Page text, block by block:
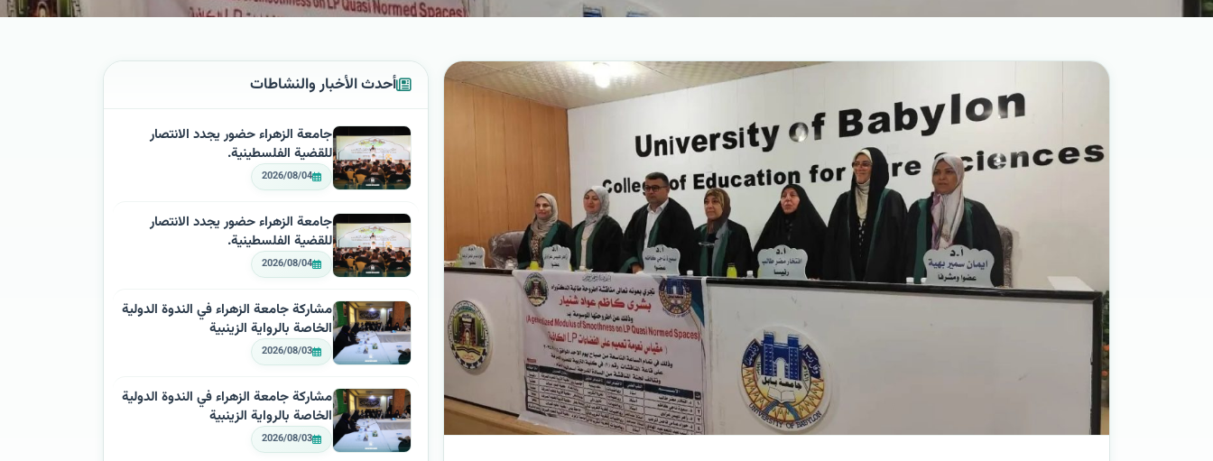
أحدث الأخبار والنشاطات
جامعة الزهراء حضور يجدد الانتصار
للقضية الفلسطينية.
2026/08/04
جامعة الزهراء حضور يجدد الانتصار
للقضية الفلسطينية.
2026/08/04
مشاركة جامعة الزهراء في الندوة الدولية
الخاصة بالرواية الزينبية
2026/08/03
مشاركة جامعة الزهراء في الندوة الدولية
الخاصة بالرواية الزينبية
2026/08/03